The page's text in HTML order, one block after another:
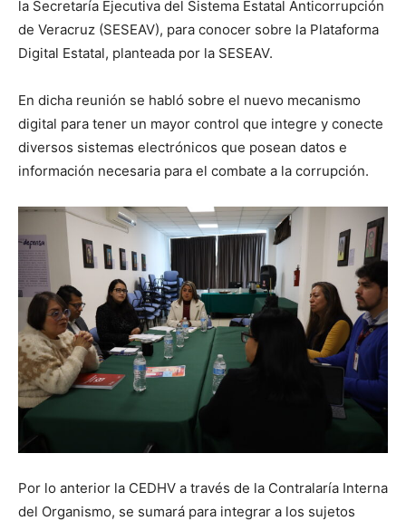
la Secretaría Ejecutiva del Sistema Estatal Anticorrupción
de Veracruz (SESEAV), para conocer sobre la Plataforma
Digital Estatal, planteada por la SESEAV.
En dicha reunión se habló sobre el nuevo mecanismo
digital para tener un mayor control que integre y conecte
diversos sistemas electrónicos que posean datos e
información necesaria para el combate a la corrupción.
Por lo anterior la CEDHV a través de la Contralaría Interna
del Organismo, se sumará para integrar a los sujetos